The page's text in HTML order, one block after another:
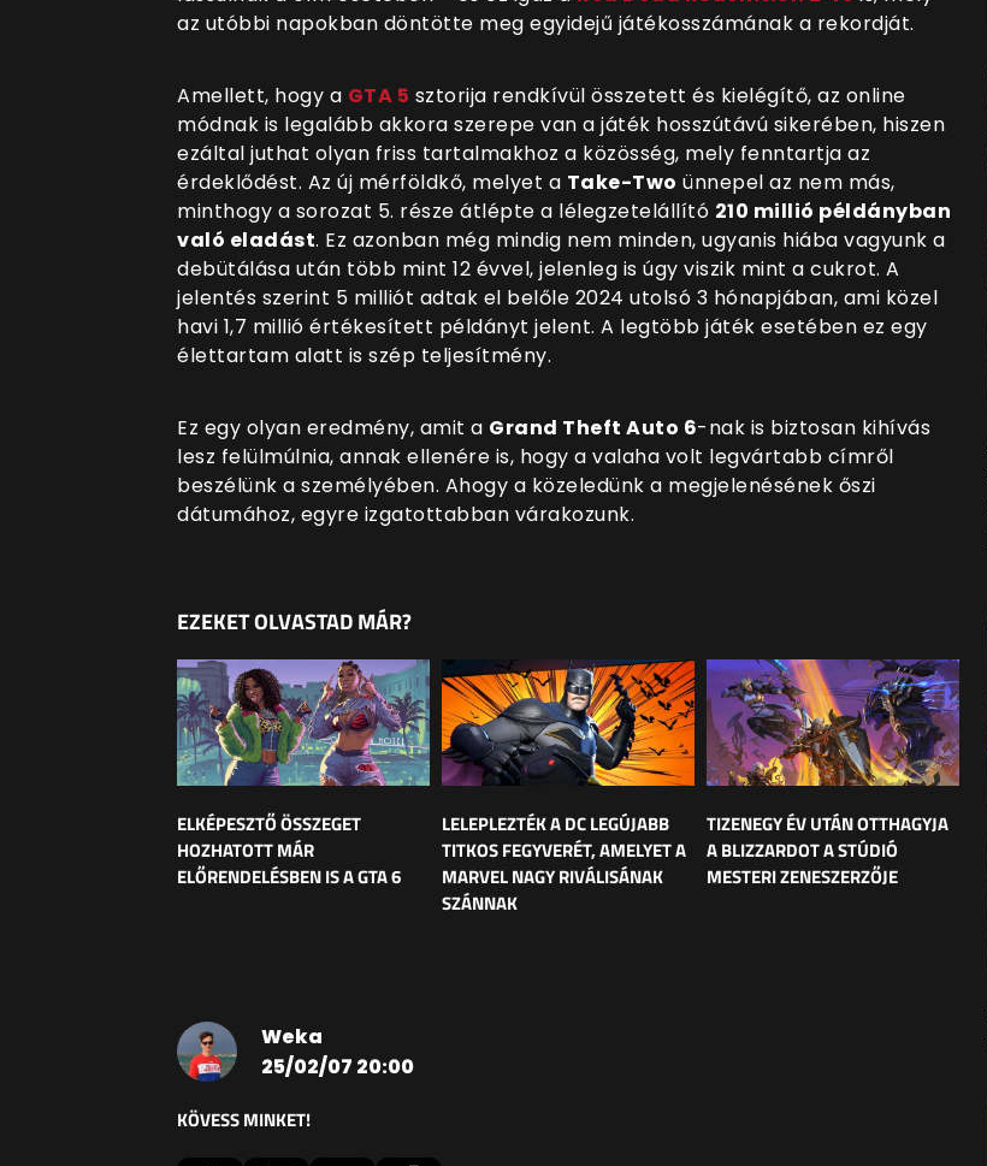
az utóbbi napokban döntötte meg egyidejű játékosszámának a rekordját.
Amellett, hogy a GTA 5 sztorija rendkívül összetett és kielégítő, az online
módnak is legalább akkora szerepe van a játék hosszútávú sikerében, hiszen
ezáltal juthat olyan friss tartalmakhoz a közösség, mely fenntartja az
érdeklődést. Az új mérföldkő, melyet a Take-Two ünnepel az nem más,
minthogy a sorozat 5. része átlépte a lélegzetelállító 210 millió példányban
való eladást. Ez azonban még mindig nem minden, ugyanis hiába vagyunk a
debütálása után több mint 12 évvel, jelenleg is úgy viszik mint a cukrot. A
jelentés szerint 5 milliót adtak el belőle 2024 utolsó 3 hónapjában, ami közel
havi 1,7 millió értékesített példányt jelent. A legtöbb játék esetében ez egy
élettartam alatt is szép teljesítmény.
Ez egy olyan eredmény, amit a Grand Theft Auto 6-nak is biztosan kihívás
lesz felülmúlnia, annak ellenére is, hogy a valaha volt legvártabb címről
beszélünk a személyében. Ahogy a közeledünk a megjelenésének őszi
dátumához, egyre izgatottabban várakozunk.
EZEKET OLVASTAD MÁR?
ELKÉPESZTŐ ÖSSZEGET
HOZHATOTT MÁR
ELŐRENDELÉSBEN IS A GTA 6
LELEPLEZTÉK A DC LEGÚJABB
TITKOS FEGYVERÉT, AMELYET A
MARVEL NAGY RIVÁLISÁNAK
SZÁNNAK
TIZENEGY ÉV UTÁN OTTHAGYJA
A BLIZZARDOT A STÚDIÓ
MESTERI ZENESZERZŐJE
Weka
25/02/07 20:00
KÖVESS MINKET!